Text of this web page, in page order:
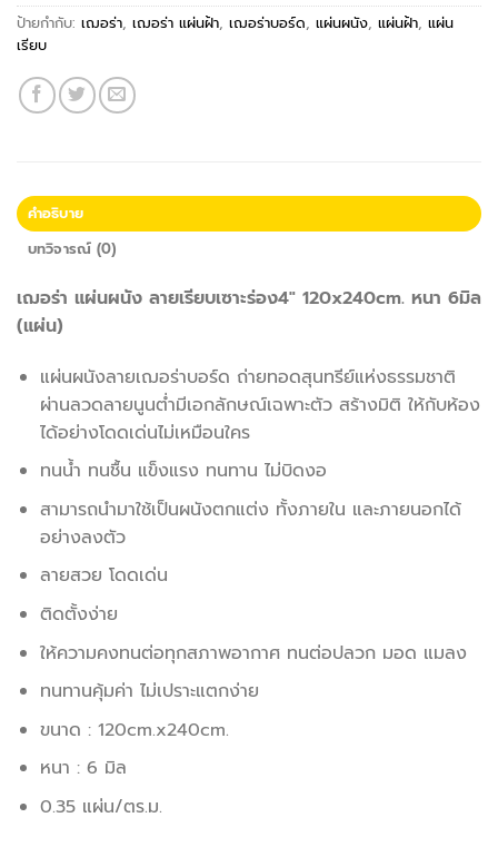
ป้ายกำกับ: เฌอร่า, เฌอร่า แผ่นฝ้า, เฌอร่าบอร์ด, แผ่นผนัง, แผ่นฝ้า, แผ่น
เรียบ
คำอธิบาย
บทวิจารณ์ (0)
เฌอร่า แผ่นผนัง ลายเรียบเซาะร่อง4″ 120x240cm. หนา 6มิล
(แผ่น)
แผ่นผนังลายเฌอร่าบอร์ด ถ่ายทอดสุนทรีย์แห่งธรรมชาติ
ผ่านลวดลายนูนต่ำมีเอกลักษณ์เฉพาะตัว สร้างมิติ ให้กับห้อง
ได้อย่างโดดเด่นไม่เหมือนใคร
ทนน้ำ ทนชื้น แข็งแรง ทนทาน ไม่บิดงอ
สามารถนำมาใช้เป็นผนังตกแต่ง ทั้งภายใน และภายนอกได้
อย่างลงตัว
ลายสวย โดดเด่น
ติดตั้งง่าย
ให้ความคงทนต่อทุกสภาพอากาศ ทนต่อปลวก มอด แมลง
ทนทานคุ้มค่า ไม่เปราะแตกง่าย
ขนาด : 120cm.x240cm.
หนา : 6 มิล
0.35 แผ่น/ตร.ม.